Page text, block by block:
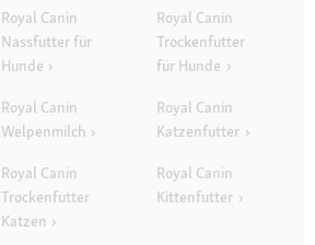
Royal Canin
Nassfutter für
Hunde
Royal Canin
Trockenfutter
für Hunde
Royal Canin
Welpenmilch
Royal Canin
Katzenfutter
Royal Canin
Trockenfutter
Katzen
Royal Canin
Kittenfutter